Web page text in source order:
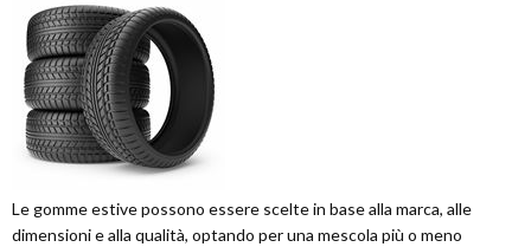
Le gomme estive possono essere scelte in base alla marca, alle
dimensioni e alla qualità, optando per una mescola più o meno